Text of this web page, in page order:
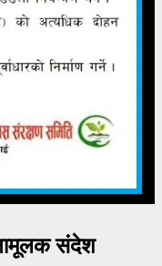
संदेश